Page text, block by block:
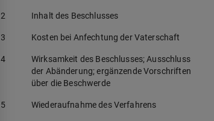
Inhalt des Beschlusses
Kosten bei Anfechtung der Vaterschaft
Wirksamkeit des Beschlusses; Ausschluss
der Abänderung; ergänzende Vorschriften
über die Beschwerde
Wiederaufnahme des Verfahrens